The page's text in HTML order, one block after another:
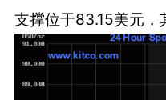
支撑位于83.15美元，